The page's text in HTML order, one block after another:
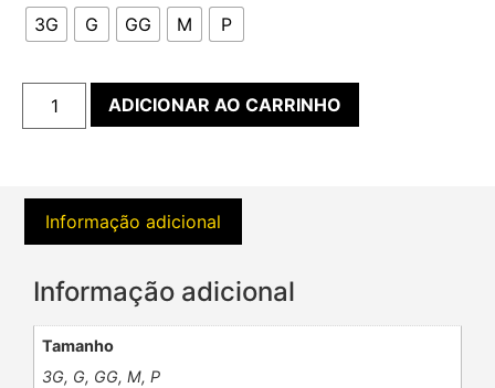
3G G GG M P
ADICIONAR AO CARRINHO
Informação adicional
Informação adicional
Tamanho
3G, G, GG, M, P